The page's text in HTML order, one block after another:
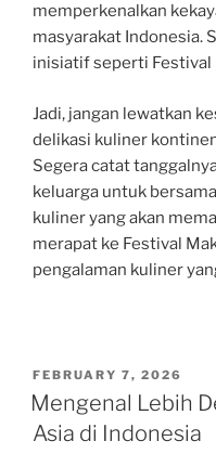
memperkenalkan
masyarakat Indonesia.
inisiatif seperti Festival
Jadi, jangan lewatkan
delikasi kuliner
Segera catat
keluarga untuk
kuliner yang akan
merapat ke Festival
pengalaman kuliner
POSTED
ON
FEBRUARY 7, 2026
Mengenal Lebih
Asia di Indonesia